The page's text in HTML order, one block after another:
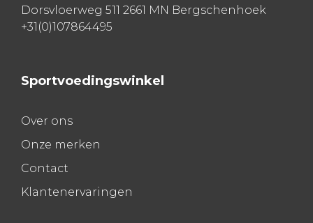
Dorsvloerweg 511 2661 MN Bergschenhoek
+31(0)107864495
Sportvoedingswinkel
Over ons
Onze merken
Contact
Klantenervaringen